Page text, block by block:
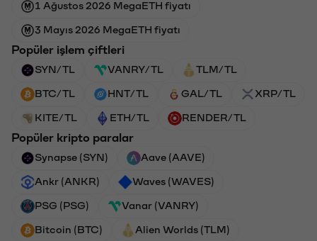
1 Ağustos 2026 MegaETH fiyatı
3 Mayıs 2026 MegaETH fiyatı
Popüler işlem çiftleri
SYN/TL VANRY/TL TLM/TL
BTC/TL HNT/TL GAL/TL XRP/TL
KITE/TL ETH/TL RENDER/TL
Popüler kripto paralar
Synapse (SYN) Aave (AAVE)
Ankr (ANKR) Waves (WAVES)
PSG (PSG) Vanar (VANRY)
Bitcoin (BTC) Alien Worlds (TLM)